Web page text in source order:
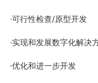
·可行性检查/原型开发
·实现和发展数字化解决
·优化和进一步开发